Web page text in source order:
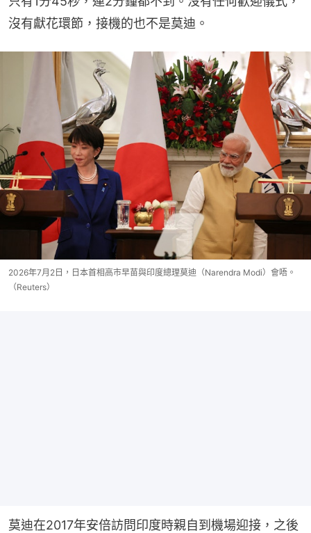
沒有獻花環節，接機的也不是莫迪。
2026年7月2日，日本首相高市早苗與印度總理莫迪（Narendra Modi）會唔。
（Reuters）
莫迪在2017年安倍訪問印度時親自到機場迎接，之後